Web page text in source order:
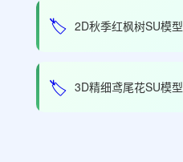
🏷️ 2D秋季红枫树SU模型
🏷️ 3D精细鸢尾花SU模型